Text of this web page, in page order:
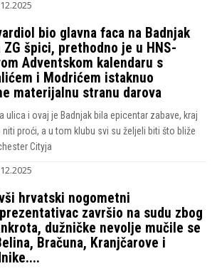
bio glavna faca na Badnjak
ZG špici, prethodno je u HNS-
Adventskom kalendaru s
i Modrićem istaknuo
materijalnu stranu darova
ulica i ovaj je Badnjak bila epicentar zabave, kraj
proći, a u tom klubu svi su željeli biti što bliže
Cityja
hrvatski nogometni
završio na sudu zbog
dužničke nevolje mučile se
Bračuna, Kranjčarove i